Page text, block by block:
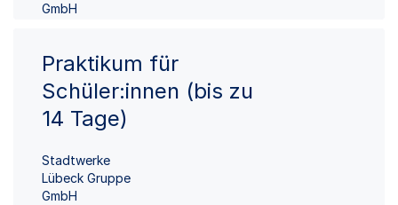
GmbH
Praktikum für
Schüler:innen (bis zu
14 Tage)
Stadtwerke
Lübeck Gruppe
GmbH